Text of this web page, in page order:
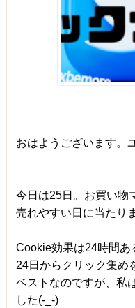
おはようございます。
今日は25日。お買い物
売れやすい日に当たり
Cookie効果は24時間あ
24日からクリック集め
ベストなのですが、私
した(-_-)